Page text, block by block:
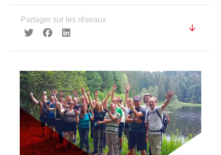
Nous rejoindre
À propos
Réferences
Actualités
Partager sur les réseaux